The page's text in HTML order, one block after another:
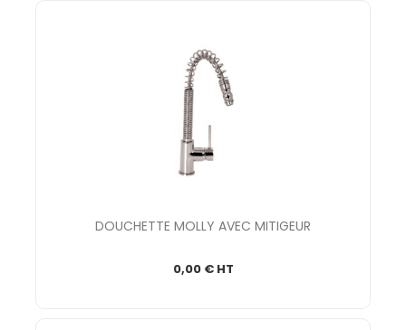
DOUCHETTE MOLLY AVEC MITIGEUR
0,00 € HT